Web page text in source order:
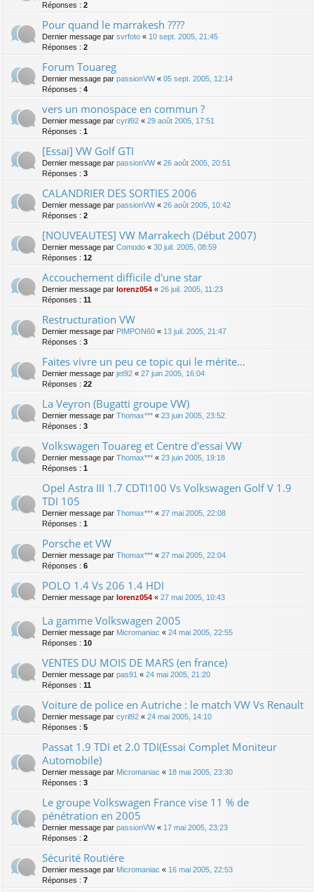
Réponses : 2
Pour quand le marrakesh ????
Dernier message par svrfoto « 10 sept. 2005, 21:45
Réponses : 2
Forum Touareg
Dernier message par passionVW« 05 sept. 2005, 12:14
Réponses : 4
vers un monospace en commun ?
Dernier message par cyril92 « 29 août 2005, 17:51
Réponses : 1
[Essai] VW Golf GTI
Dernier message par passionVW« 26 août 2005, 20:51
Réponses : 3
CALANDRIER DES SORTIES 2006
Dernier message par passionVW« 26 août 2005, 10:42
Réponses : 2
[NOUVEAUTES] VW Marrakech (Début 2007)
Dernier message par Comodo « 30 juil. 2005, 08:59
Réponses : 12
Accouchement difficile d'une star
Dernier message par lorenz054 « 26 juil. 2005, 11:23
Réponses : 11
Restructuration VW
Dernier message par PIMPON60 « 13 juil. 2005, 21:47
Réponses : 3
Faites vivre un peu ce topic qui le mérite...
Dernier message par jet92 « 27 juin 2005, 16:04
Réponses : 22
La Veyron (Bugatti groupe VW)
Dernier message par Thomax*** « 23 juin 2005, 23:52
Réponses : 3
Volkswagen Touareg et Centre d'essai VW
Dernier message par Thomax*** « 23 juin 2005, 19:18
Réponses : 1
Opel Astra III 1.7 CDTI100 Vs Volkswagen Golf V 1.9
TDI 105
Dernier message par Thomax*** « 27 mai 2005, 22:08
Réponses : 1
Porsche et VW
Dernier message par Thomax*** « 27 mai 2005, 22:04
Réponses : 6
POLO 1.4 Vs 206 1.4 HDI
Dernier message par lorenz054 « 27 mai 2005, 10:43
La gamme Volkswagen 2005
Dernier message par Micromaniac « 24 mai 2005, 22:55
Réponses : 10
VENTES DU MOIS DE MARS (en france)
Dernier message par pas91 « 24 mai 2005, 21:20
Réponses : 11
Voiture de police en Autriche : le match VW Vs Renault
Dernier message par cyril92 « 24 mai 2005, 14:10
Réponses : 5
Passat 1.9 TDI et 2.0 TDI(Essai Complet Moniteur
Automobile)
Dernier message par Micromaniac « 18 mai 2005, 23:30
Réponses : 3
Le groupe Volkswagen France vise 11 % de
pénétration en 2005
Dernier message par passionVW« 17 mai 2005, 23:23
Réponses : 2
Sécurité Routiére
Dernier message par Micromaniac « 16 mai 2005, 22:53
Réponses : 7